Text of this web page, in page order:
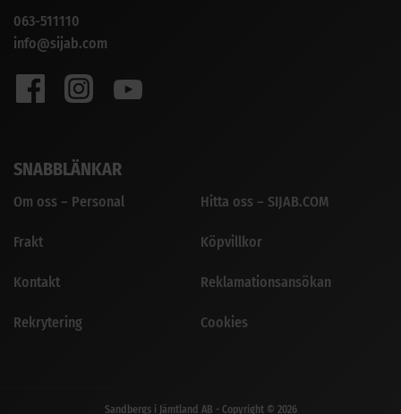
063-511110
info@sijab.com
SNABBLÄNKAR
Om oss – Personal
Frakt
Kontakt
Rekrytering
Hitta oss – SIJAB.COM
Köpvillkor
Reklamationsansökan
Cookies
Sandbergs i Jämtland AB - Copyright © 2026